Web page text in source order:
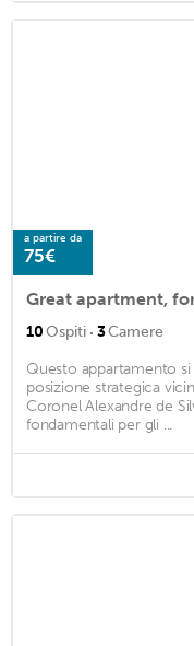
a partire da
75€
10Ospiti · 3Camere
Questo appartamento si
posizione strategica
Coronel Alexandre de
fondamentali per gli ...